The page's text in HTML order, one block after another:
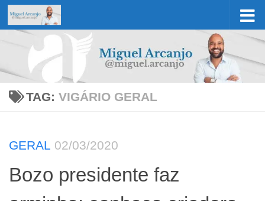
Skip to content
TAG: VIGÁRIO GERAL
GERAL 02/03/2020
Bozo presidente faz